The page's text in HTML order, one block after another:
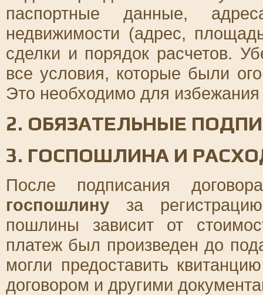
паспортные данные,
недвижимости (адрес,
сделки и порядок расчетов.
все условия, которые были
Это необходимо для
2. ОБЯЗАТЕЛЬНЫЕ
3. ГОСПОШЛИНА И
После подписания
госпошлину за
пошлины зависит от
платеж был произведен до
могли предоставить
договором и другими